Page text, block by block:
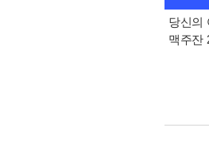
당신의
맥주잔